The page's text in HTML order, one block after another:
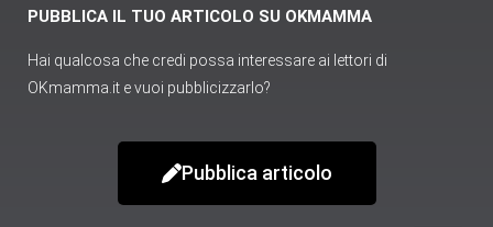
PUBBLICA IL TUO ARTICOLO SU OKMAMMA
Hai qualcosa che credi possa interessare ai lettori di
OKmamma.it e vuoi pubblicizzarlo?
Pubblica articolo